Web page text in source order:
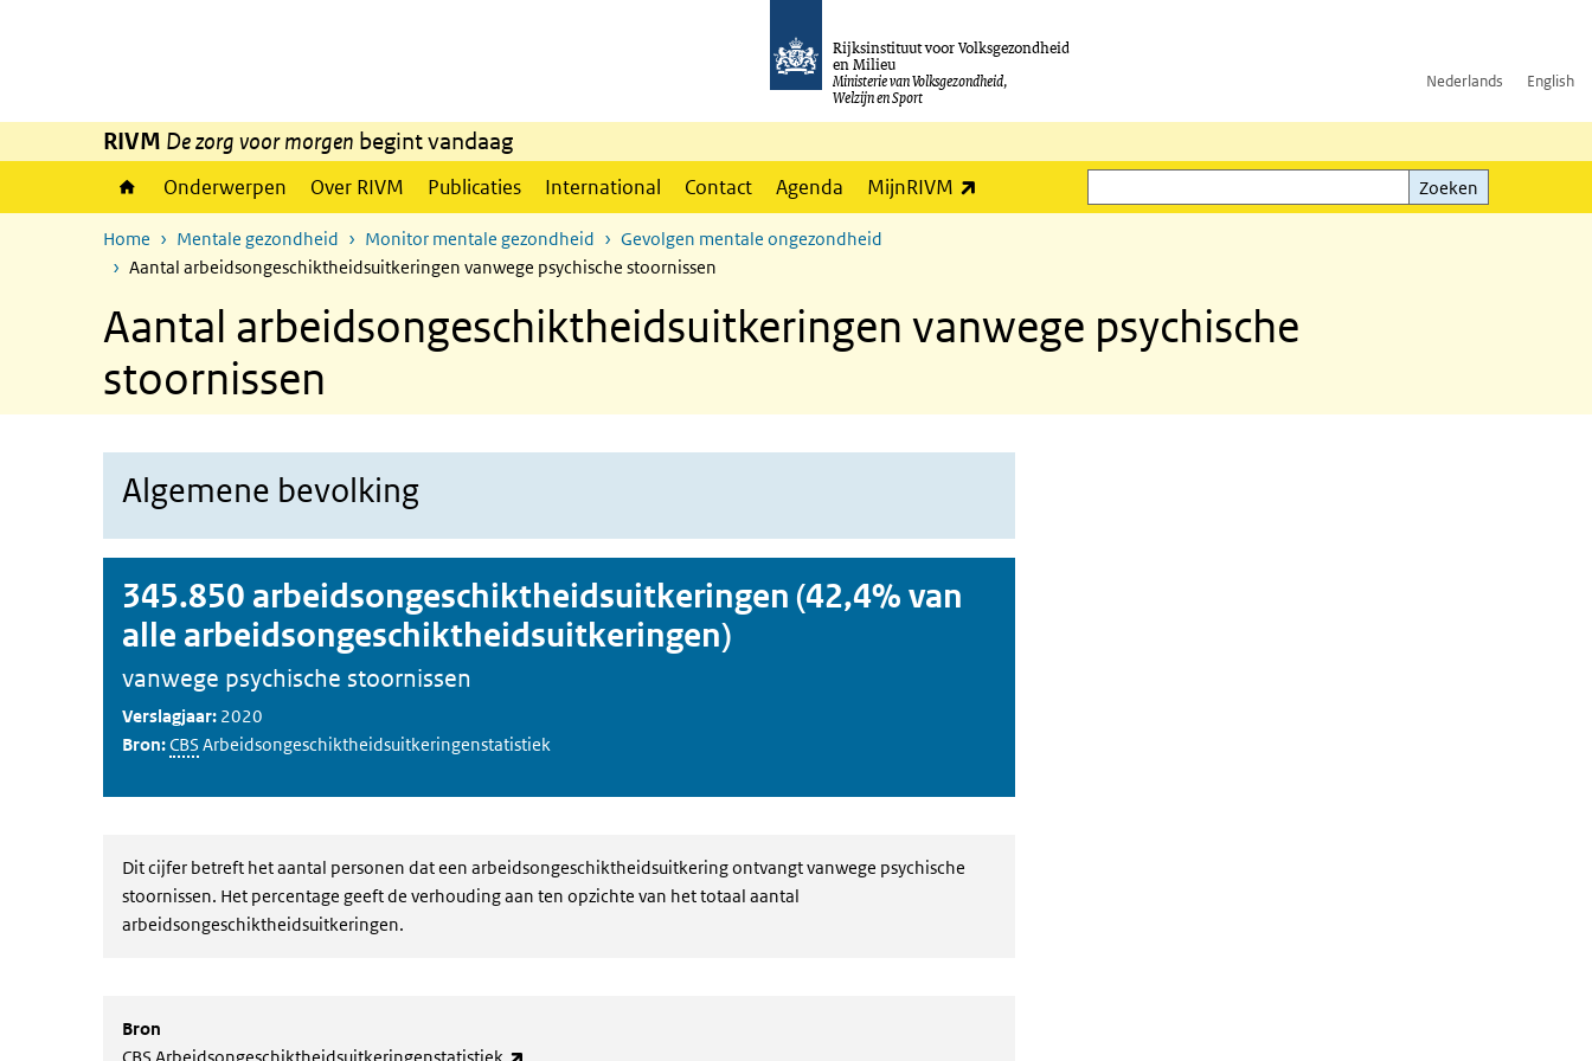
Rijksinstituut voor Volksgezondheid
en Milieu
Ministerie van Volksgezondheid,
Welzijn en Sport
Nederlands English
RIVM De zorg voor morgen begint vandaag
Onderwerpen Over RIVM Publicaties International Contact Agenda MijnRIVM
Zoeken
Zoeken
Home Mentale gezondheid Monitor mentale gezondheid
Gevolgen mentale ongezondheid
Aantal arbeidsongeschiktheidsuitkeringen vanwege psychische stoornissen
Aantal arbeidsongeschiktheidsuitkeringen vanwege psychische
stoornissen
Algemene bevolking
345.850 arbeidsongeschiktheidsuitkeringen (42,4% van
alle arbeidsongeschiktheidsuitkeringen)
vanwege psychische stoornissen
Verslagjaar: 2020
Bron:CBS Arbeidsongeschiktheidsuitkeringenstatistiek
Dit cijfer betreft het aantal personen dat een arbeidsongeschiktheidsuitkering ontvangt vanwege psychische
stoornissen. Het percentage geeft de verhouding aan ten opzichte van het totaal aantal
arbeidsongeschiktheidsuitkeringen.
Bron